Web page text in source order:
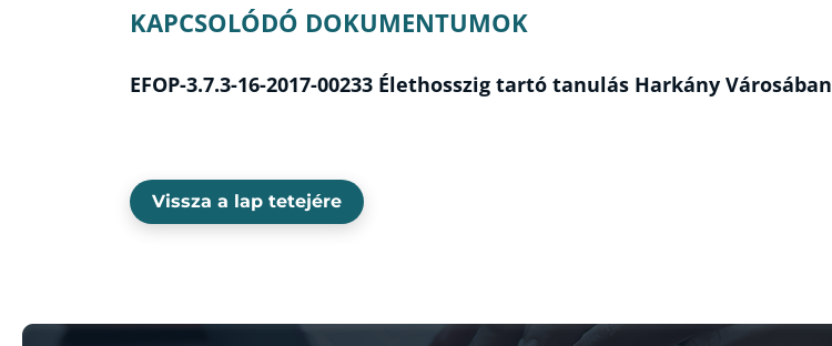
KAPCSOLÓDÓ DOKUMENTUMOK
EFOP-3.7.3-16-2017-00233 Élethosszig tartó tanulás Harkány Városában
Vissza a lap tetejére